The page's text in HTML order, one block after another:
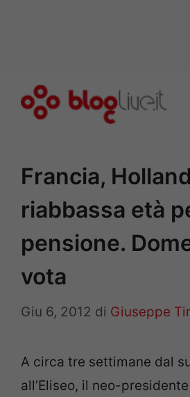
Francia,
riabbassa età
pensione.
vota
Giu 6, 2012 di Giuseppe
A circa tre settimane dal
all’Eliseo, il neo-